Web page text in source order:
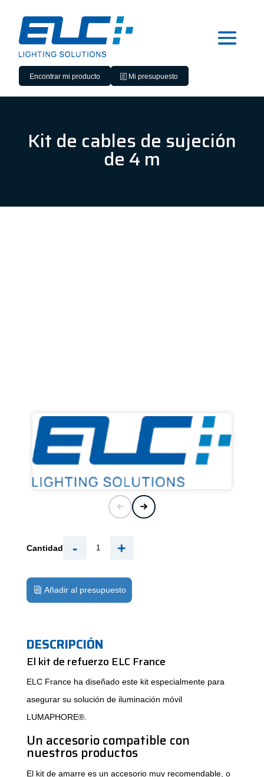
Encontrar mi producto Mi presupuesto
Kit de cables de sujeción
de 4 m
Cantidad - +
Añadir al presupuesto
DESCRIPCIÓN
El kit de refuerzo ELC France
ELC France ha diseñado este kit especialmente para
asegurar su solución de iluminación móvil
LUMAPHORE®.
Un accesorio compatible con
nuestros productos
El kit de amarre es un accesorio muy recomendable, o